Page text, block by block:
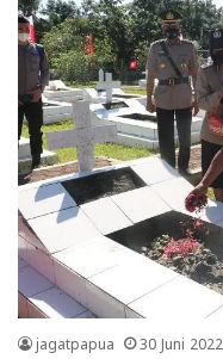
jagatpapua 30 Juni 2022